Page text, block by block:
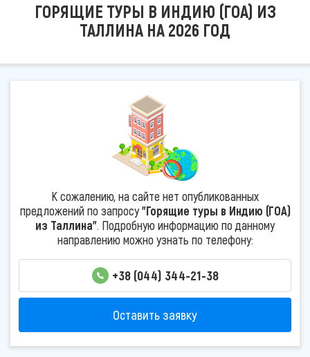
ГОРЯЩИЕ ТУРЫ В ИНДИЮ (ГОА) ИЗ
ТАЛЛИНА НА 2026 ГОД
К сожалению, на сайте нет опубликованных
предложений по запросу"Горящие туры в Индию (ГОА)
из Таллина". Подробную информацию по данному
направлению можно узнать по телефону:
+38 (044) 344-21-38
Оставить заявку